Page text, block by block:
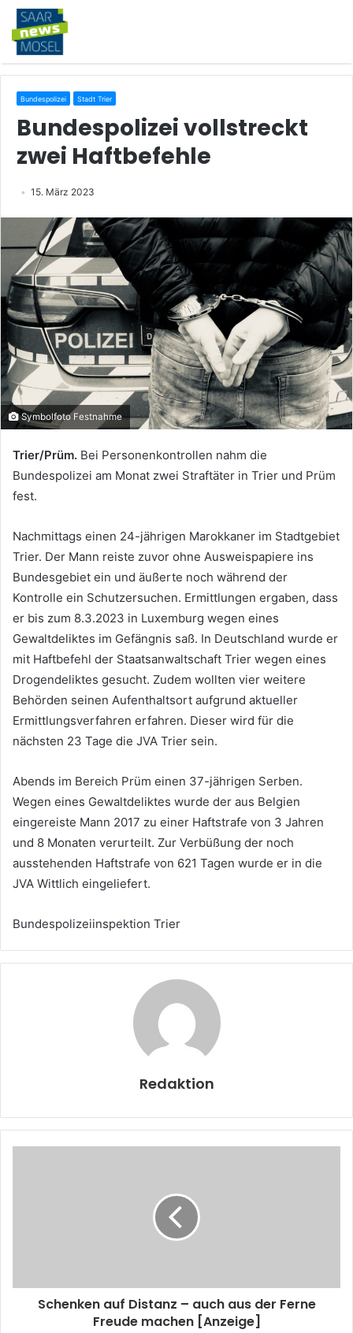
Bundespolizei Stadt Trier
Bundespolizei vollstreckt
zwei Haftbefehle
15. März 2023
Symbolfoto Festnahme
Trier/Prüm. Bei Personenkontrollen nahm die
Bundespolizei am Monat zwei Straftäter in Trier und Prüm
fest.
Nachmittags einen 24-jährigen Marokkaner im Stadtgebiet
Trier. Der Mann reiste zuvor ohne Ausweispapiere ins
Bundesgebiet ein und äußerte noch während der
Kontrolle ein Schutzersuchen. Ermittlungen ergaben, dass
er bis zum 8.3.2023 in Luxemburg wegen eines
Gewaltdeliktes im Gefängnis saß. In Deutschland wurde er
mit Haftbefehl der Staatsanwaltschaft Trier wegen eines
Drogendeliktes gesucht. Zudem wollten vier weitere
Behörden seinen Aufenthaltsort aufgrund aktueller
Ermittlungsverfahren erfahren. Dieser wird für die
nächsten 23 Tage die JVA Trier sein.
Abends im Bereich Prüm einen 37-jährigen Serben.
Wegen eines Gewaltdeliktes wurde der aus Belgien
eingereiste Mann 2017 zu einer Haftstrafe von 3 Jahren
und 8 Monaten verurteilt. Zur Verbüßung der noch
ausstehenden Haftstrafe von 621 Tagen wurde er in die
JVA Wittlich eingeliefert.
Bundespolizeiinspektion Trier
Redaktion
Schenken auf Distanz – auch aus der Ferne
Freude machen [Anzeige]